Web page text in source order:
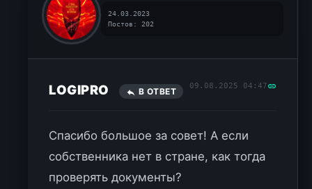
24.03.2023
Постов: 202
LOGIPRO В ОТВЕТ
09.08.2025 04:47
Спасибо большое за совет! А если
собственника нет в стране, как тогда
проверять документы?